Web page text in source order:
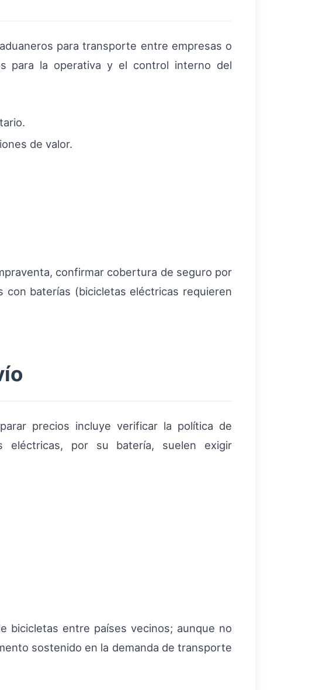
para transporte entre empresas o
para la operativa y el control interno del
de valor.
confirmar cobertura de seguro por
baterías (bicicletas eléctricas requieren
precios incluye verificar la política de
eléctricas, por su batería, suelen exigir
bicicletas entre países vecinos; aunque no
sostenido en la demanda de transporte